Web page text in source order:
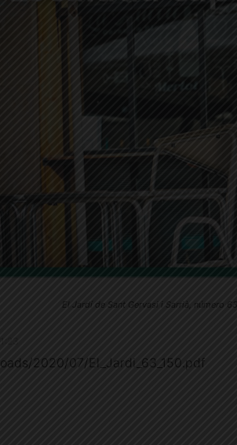
El Jardí de Sant Gervasi i Sarrià, número 63
2020/07/El_Jardi_63_150.pdf